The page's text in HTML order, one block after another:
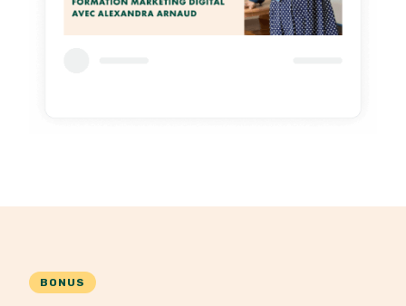
BONUS